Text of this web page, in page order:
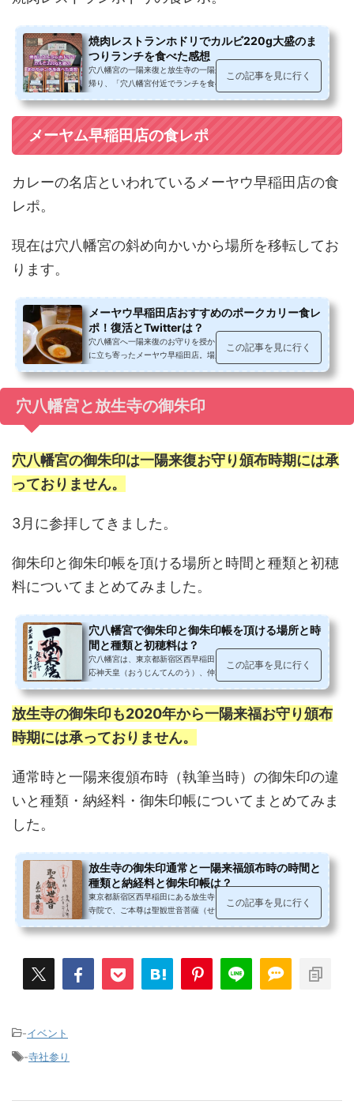
焼肉レストランホドリでカルビ220g大盛のま
つりランチを食べた感想
穴八幡宮の一陽来復と放生寺の一陽来福のお守りを頂きに行った
帰り、「穴八幡宮付近でランチを食べることができたら…」と探
この記事を見に行く
メーヤム早稲田店の食レポ
カレーの名店といわれているメーヤウ早稲田店の食
レポ。
現在は穴八幡宮の斜め向かいから場所を移転してお
ります。
メーヤウ早稲田店おすすめのポークカリー食レ
ポ！復活とTwitterは？
穴八幡宮へ一陽来復のお守りを授かりに行った際のランチタイム
に立ち寄ったメーヤウ早稲田店。場所や主なメニューやおすすめ
この記事を見に行く
穴八幡宮と放生寺の御朱印
穴八幡宮の御朱印は一陽来復お守り頒布時期には承
っておりません。
3月に参拝してきました。
御朱印と御朱印帳を頂ける場所と時間と種類と初穂
料についてまとめてみました。
穴八幡宮で御朱印と御朱印帳を頂ける場所と時
間と種類と初穂料は？
穴八幡宮は、東京都新宿区西早稲田にある神社です。ご祭神は、
応神天皇（おうじんてんのう）、仲哀天皇（ちゅうあいてんの
この記事を見に行く
放生寺の御朱印も2020年から一陽来福お守り頒布
時期には承っておりません。
通常時と一陽来復頒布時（執筆当時）の御朱印の違
いと種類・納経料・御朱印帳についてまとめてみま
した。
放生寺の御朱印通常と一陽来福頒布時の時間と
種類と納経料と御朱印帳は？
東京都新宿区西早稲田にある放生寺。弘法大師ゆかりの真言宗の
寺院で、ご本尊は聖観世音菩薩（せいかんのんぼさつ）通称は融
この記事を見に行く
-イベント
-寺社参り